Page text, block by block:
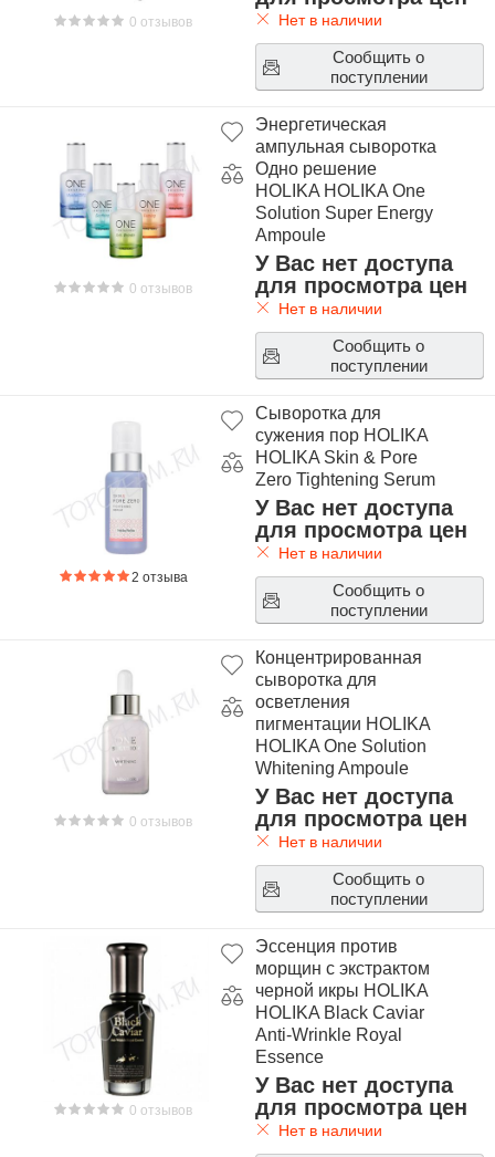
0 отзывов Нет в наличии
Сообщить о
поступлении
0 отзывов
Энергетическая
ампульная сыворотка
Одно решение
HOLIKA HOLIKA One
Solution Super Energy
Ampoule
У Вас нет доступа
для просмотра цен
Нет в наличии
Сообщить о
поступлении
2 отзыва
Сыворотка для
сужения пор HOLIKA
HOLIKA Skin & Pore
Zero Tightening Serum
У Вас нет доступа
для просмотра цен
Нет в наличии
Сообщить о
поступлении
0 отзывов
Концентрированная
сыворотка для
осветления
пигментации HOLIKA
HOLIKA One Solution
Whitening Ampoule
У Вас нет доступа
для просмотра цен
Нет в наличии
Сообщить о
поступлении
0 отзывов
Эссенция против
морщин с экстрактом
черной икры HOLIKA
HOLIKA Black Caviar
Anti-Wrinkle Royal
Essence
У Вас нет доступа
для просмотра цен
Нет в наличии